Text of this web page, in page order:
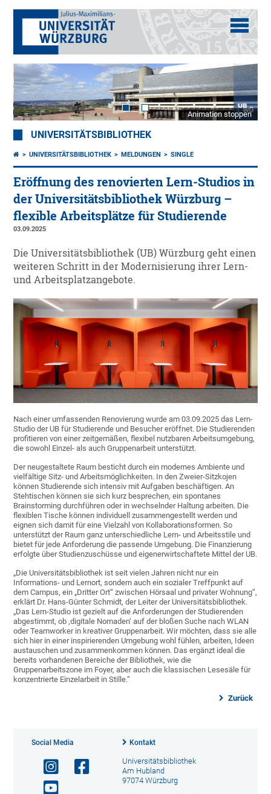
Animation stoppen
UNIVERSITÄTSBIBLIOTHEK
UNIVERSITÄTSBIBLIOTHEK MELDUNGEN SINGLE
Eröffnung des renovierten Lern-Studios in
der Universitätsbibliothek Würzburg –
flexible Arbeitsplätze für Studierende
03.09.2025
Die Universitätsbibliothek (UB) Würzburg geht einen
weiteren Schritt in der Modernisierung ihrer Lern-
und Arbeitsplatzangebote.
Nach einer umfassenden Renovierung wurde am 03.09.2025 das Lern-
Studio der UB für Studierende und Besucher eröffnet. Die Studierenden
profitieren von einer zeitgemäßen, flexibel nutzbaren Arbeitsumgebung,
die sowohl Einzel- als auch Gruppenarbeit unterstützt.
Der neugestaltete Raum besticht durch ein modernes Ambiente und
vielfältige Sitz- und Arbeitsmöglichkeiten. In den Zweier-Sitzkojen
können Studierende sich intensiv mit Aufgaben beschäftigen. An
Stehtischen können sie sich kurz besprechen, ein spontanes
Brainstorming durchführen oder in wechselnder Haltung arbeiten. Die
flexiblen Tische können individuell zusammengestellt werden und
eignen sich damit für eine Vielzahl von Kollaborationsformen. So
unterstützt der Raum ganz unterschiedliche Lern- und Arbeitsstile und
bietet für jede Anforderung die passende Umgebung. Die Finanzierung
erfolgte über Studienzuschüsse und eigenerwirtschaftete Mittel der UB.
„Die Universitätsbibliothek ist seit vielen Jahren nicht nur ein
Informations- und Lernort, sondern auch ein sozialer Treffpunkt auf
dem Campus, ein „Dritter Ort“ zwischen Hörsaal und privater Wohnung“,
erklärt Dr. Hans-Günter Schmidt, der Leiter der Universitätsbibliothek.
„Das Lern-Studio ist gezielt auf die Anforderungen der Studierenden
abgestimmt, ob ‚digitale Nomaden‘ auf der bloßen Suche nach WLAN
oder Teamworker in kreativer Gruppenarbeit. Wir möchten, dass sie alle
sich hier in einer inspirierenden Umgebung wohl fühlen, arbeiten, Ideen
austauschen und zusammenkommen können. Das ergänzt ideal die
bereits vorhandenen Bereiche der Bibliothek, wie die
Gruppenarbeitszone im Foyer, aber auch die klassischen Lesesäle für
konzentrierte Einzelarbeit in Stille.“
Zurück
Social Media Kontakt
Universitätsbibliothek
Am Hubland
97074 Würzburg